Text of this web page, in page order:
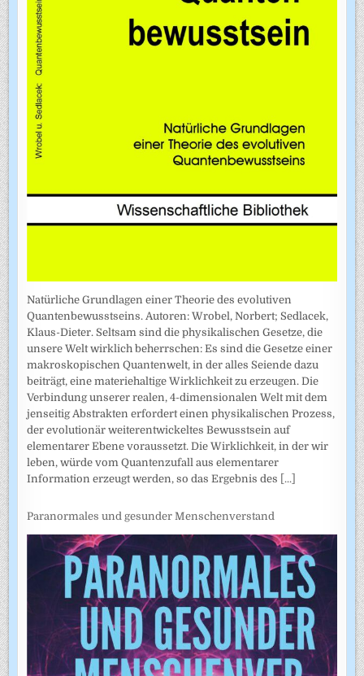
Natürliche Grundlagen einer Theorie des evolutiven
Quantenbewusstseins. Autoren: Wrobel, Norbert; Sedlacek,
Klaus-Dieter. Seltsam sind die physikalischen Gesetze, die
unsere Welt wirklich beherrschen: Es sind die Gesetze einer
makroskopischen Quantenwelt, in der alles Seiende dazu
beiträgt, eine materiehaltige Wirklichkeit zu erzeugen. Die
Verbindung unserer realen, 4-dimensionalen Welt mit dem
jenseitig Abstrakten erfordert einen physikalischen Prozess,
der evolutionär weiterentwickeltes Bewusstsein auf
elementarer Ebene voraussetzt. Die Wirklichkeit, in der wir
leben, würde vom Quantenzufall aus elementarer
Information erzeugt werden, so das Ergebnis des [...]
Paranormales und gesunder Menschenverstand